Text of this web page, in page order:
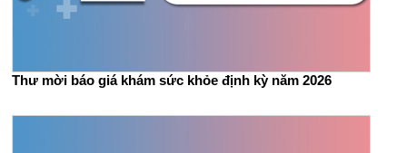
Thư mời báo giá khám sức khỏe định kỳ năm 2026